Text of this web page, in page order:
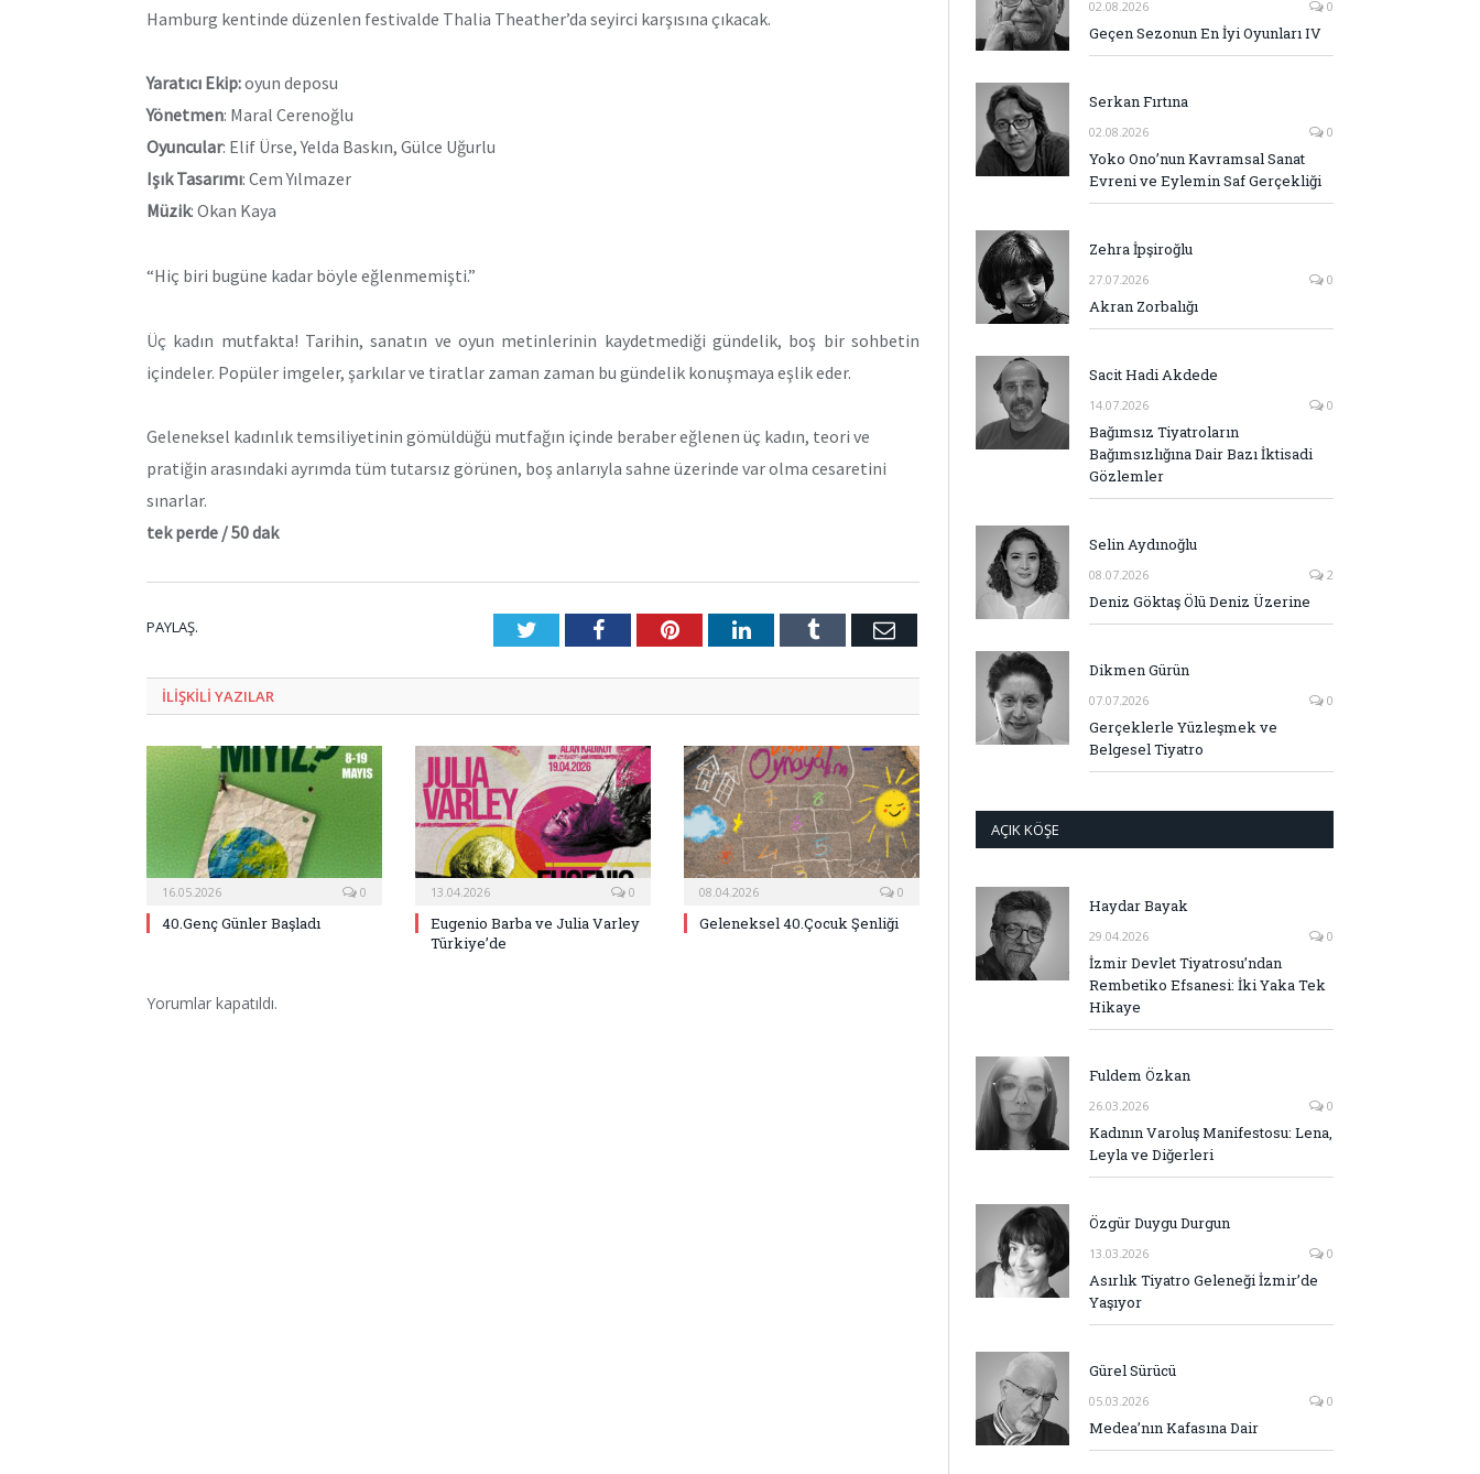
Hamburg kentinde düzenlen festivalde Thalia Theather’da seyirci karşısına çıkacak.
Yaratıcı Ekip:oyun deposu
Yönetmen: Maral Cerenoğlu
Oyuncular: Elif Ürse, Yelda Baskın, Gülce Uğurlu
Işık Tasarımı: Cem Yılmazer
Müzik: Okan Kaya
“Hiç biri bugüne kadar böyle eğlenmemişti.”
Üç kadın mutfakta! Tarihin, sanatın ve oyun metinlerinin kaydetmediği gündelik, boş bir sohbetin
içindeler. Popüler imgeler, şarkılar ve tiratlar zaman zaman bu gündelik konuşmaya eşlik eder.
Geleneksel kadınlık temsiliyetinin gömüldüğü mutfağın içinde beraber eğlenen üç kadın, teori ve
pratiğin arasındaki ayrımda tüm tutarsız görünen, boş anlarıyla sahne üzerinde var olma cesaretini
sınarlar.
tek perde / 50 dak
PAYLAŞ. TwitterFacebookPinterestLinkedInTumblr E-
ILIŞKILI YAZILAR
16.05.2026 0
40.Genç Günler Başladı
13.04.2026 0
Eugenio Barba ve Julia Varley
Türkiye’de
08.04.2026 0
Geleneksel 40.Çocuk Şenliği
Yorumlar kapatıldı.
02.08.2026 0
Geçen Sezonun En İyi Oyunları IV
Serkan Fırtına
02.08.2026 0
Yoko Ono’nun Kavramsal Sanat
Evreni ve Eylemin Saf Gerçekliği
Zehra İpşiroğlu
27.07.2026 0
Akran Zorbalığı
Sacit Hadi Akdede
14.07.2026 0
Bağımsız Tiyatroların
Bağımsızlığına Dair Bazı İktisadi
Gözlemler
Selin Aydınoğlu
08.07.2026 2
Deniz Göktaş Ölü Deniz Üzerine
Dikmen Gürün
07.07.2026 0
Gerçeklerle Yüzleşmek ve
Belgesel Tiyatro
AÇIK KÖŞE
Haydar Bayak
29.04.2026 0
İzmir Devlet Tiyatrosu’ndan
Rembetiko Efsanesi: İki Yaka Tek
Hikaye
Fuldem Özkan
26.03.2026 0
Kadının Varoluş Manifestosu: Lena,
Leyla ve Diğerleri
Özgür Duygu Durgun
13.03.2026 0
Asırlık Tiyatro Geleneği İzmir’de
Yaşıyor
Gürel Sürücü
05.03.2026 0
Medea’nın Kafasına Dair